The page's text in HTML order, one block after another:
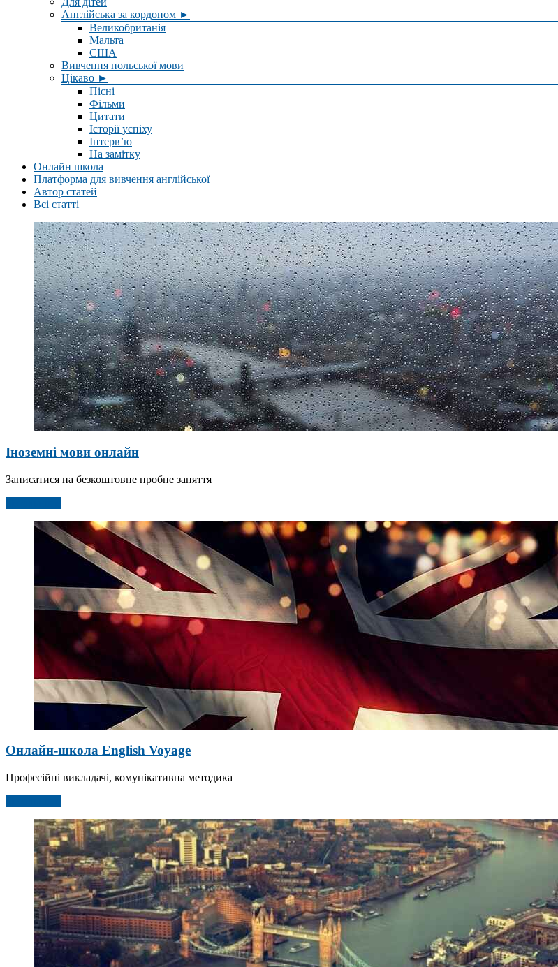
Англійська за кордоном ►
Великобританія
Мальта
США
Вивчення польської мови
Цікаво ►
Пісні
Фільми
Цитати
Історії успіху
Інтерв’ю
На замітку
Онлайн школа
Платформа для вивчення англійської
Автор статей
Всі статті
Іноземні мови онлайн
Записатися на безкоштовне пробне заняття
Онлайн-школа English Voyage
Професійні викладачі, комунікативна методика